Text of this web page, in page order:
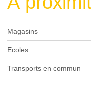
Magasins
Ecoles
Transports en commun